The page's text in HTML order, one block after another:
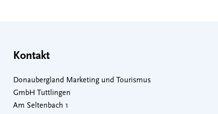
Kontakt
Donaubergland Marketing und Tourismus
GmbH Tuttlingen
Am Seltenbach 1